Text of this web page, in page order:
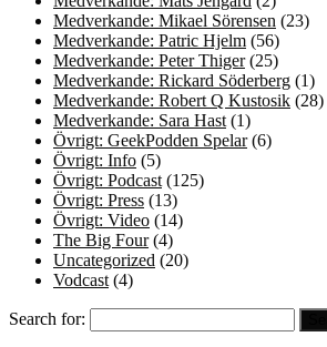
Medverkande: Mikael Sörensen (23)
Medverkande: Patric Hjelm (56)
Medverkande: Peter Thiger(25)
Medverkande: Rickard Söderberg (1)
Medverkande: Robert Q Kustosik (28)
Medverkande: Sara Hast (1)
Övrigt: GeekPodden Spelar(6)
Övrigt: Info (5)
Övrigt: Podcast (125)
Övrigt: Press (13)
Övrigt: Video (14)
The Big Four(4)
Uncategorized (20)
Vodcast (4)
Search for: